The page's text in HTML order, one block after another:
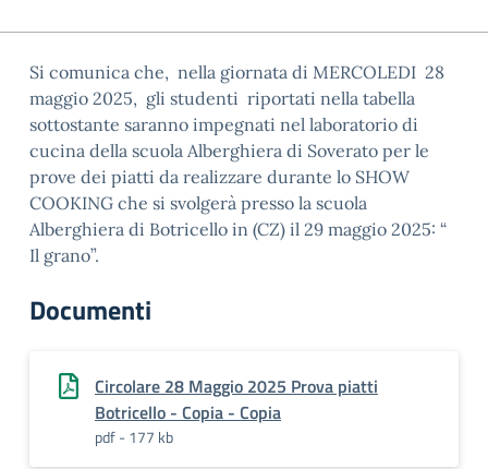
Si comunica che, nella giornata di MERCOLEDI 28
maggio 2025, gli studenti riportati nella tabella
sottostante saranno impegnati nel laboratorio di
cucina della scuola Alberghiera di Soverato per le
prove dei piatti da realizzare durante lo SHOW
COOKING che si svolgerà presso la scuola
Alberghiera di Botricello in (CZ) il 29 maggio 2025: “
Il grano”.
Documenti
Circolare 28 Maggio 2025 Prova piatti
Botricello - Copia - Copia
pdf - 177 kb